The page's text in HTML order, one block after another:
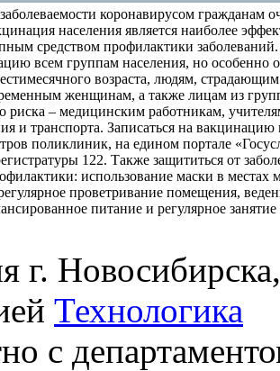
коронавирусом гражданам
населения является наиболее
средством профилактики заболеваний.
всем группам населения, но особенно
возраста, людям,
женщинам, а также лицам из
риска – медицинским работникам,
и транспорта. Записаться на
поликлиник, на едином портале
122. Также защититься от
использование маски в местах
проветривание помещения,
питание и регулярное
г.
Технологика
с